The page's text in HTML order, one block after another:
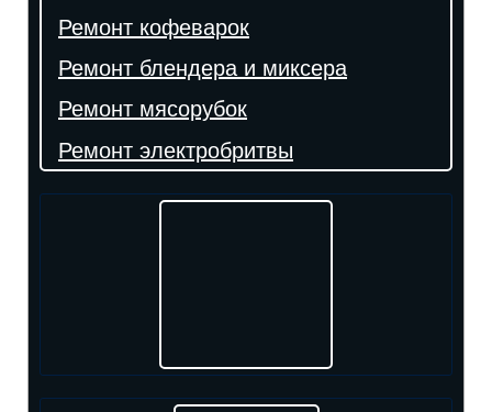
Ремонт кофеварок
Ремонт блендера и миксера
Ремонт мясорубок
Ремонт электробритвы